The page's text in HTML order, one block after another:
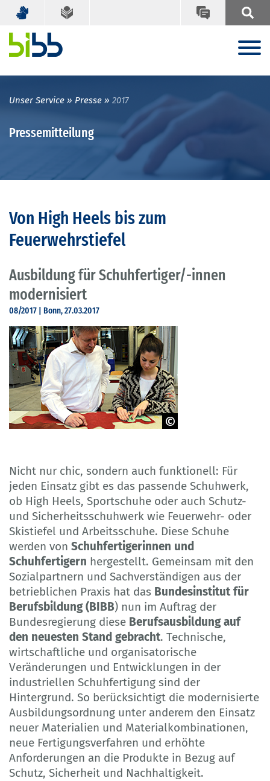
Unser Service Presse 2017
Pressemitteilung
Von High Heels bis zum
Feuerwehrstiefel
Ausbildung für Schuhfertiger/-innen
modernisiert
08/2017 | Bonn, 27.03.2017
Nicht nur chic, sondern auch funktionell: Für
jeden Einsatz gibt es das passende Schuhwerk,
ob High Heels, Sportschuhe oder auch Schutz-
und Sicherheitsschuhwerk wie Feuerwehr- oder
Skistiefel und Arbeitsschuhe. Diese Schuhe
werden von Schuhfertigerinnen und
Schuhfertigern hergestellt. Gemeinsam mit den
Sozialpartnern und Sachverständigen aus der
betrieblichen Praxis hat das Bundesinstitut für
Berufsbildung (BIBB) nun im Auftrag der
Bundesregierung diese Berufsausbildung auf
den neuesten Stand gebracht. Technische,
wirtschaftliche und organisatorische
Veränderungen und Entwicklungen in der
industriellen Schuhfertigung sind der
Hintergrund. So berücksichtigt die modernisierte
Ausbildungsordnung unter anderem den Einsatz
neuer Materialien und Materialkombinationen,
neue Fertigungsverfahren und erhöhte
Anforderungen an die Produkte in Bezug auf
Schutz, Sicherheit und Nachhaltigkeit.